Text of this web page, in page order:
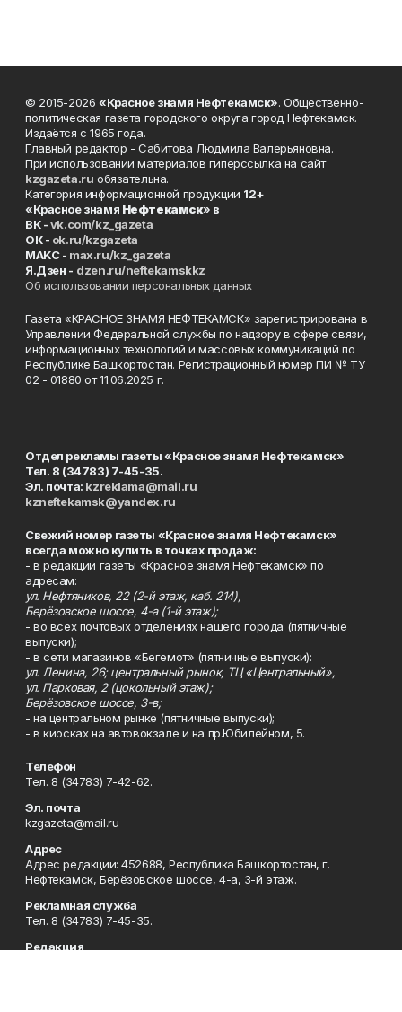
© 2015-2026 «Красное знамя Нефтекамск». Общественно-
политическая газета городского округа город Нефтекамск.
Издаётся с 1965 года.
Главный редактор - Сабитова Людмила Валерьяновна.
При использовании материалов гиперссылка на сайт
kzgazeta.ru обязательна.
Категория информационной продукции 12+
«Красное знамя Нефтекамск» в
ВК -vk.com/kz_gazeta
ОК - ok.ru/kzgazeta
MAKC - max.ru/kz_gazeta
Я.Дзен - dzen.ru/neftekamskkz
Об использовании персональных данных
Газета «КРАСНОЕ ЗНАМЯ НЕФТЕКАМСК» зарегистрирована в
Управлении Федеральной службы по надзору в сфере связи,
информационных технологий и массовых коммуникаций по
Республике Башкортостан. Регистрационный номер ПИ № ТУ
02 - 01880 от 11.06.2025 г.
Отдел рекламы газеты «Красное знамя Нефтекамск»
Тел. 8 (34783) 7-45-35.
Эл. почта: kzreklama@mail.ru
kzneftekamsk@yandex.ru
Свежий номер газеты «Красное знамя Нефтекамск»
всегда можно купить в точках продаж:
- в редакции газеты «Красное знамя Нефтекамск» по
адресам:
ул. Нефтяников, 22 (2-й этаж, каб. 214),
Берёзовское шоссе, 4-а (1-й этаж);
- во всех почтовых отделениях нашего города (пятничные
выпуски);
- в сети магазинов «Бегемот» (пятничные выпуски):
ул. Ленина, 26; центральный рынок, ТЦ «Центральный»,
ул. Парковая, 2 (цокольный этаж);
Берёзовское шоссе, 3-в;
- на центральном рынке (пятничные выпуски);
- в киосках на автовокзале и на пр.Юбилейном, 5.
Телефон
Тел. 8 (34783) 7-42-62.
Эл. почта
kzgazeta@mail.ru
Адрес
Адрес редакции: 452688, Республика Башкортостан, г.
Нефтекамск, Берёзовское шоссе, 4-а, 3-й этаж.
Рекламная служба
Тел. 8 (34783) 7-45-35.
Редакция